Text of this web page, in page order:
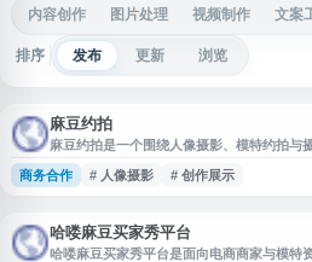
内容创作 图片处理 视频制作 文案
排序 发布 更新 浏览
麻豆约拍
麻豆约拍是一个围绕人像摄影、模特约拍与
师、模特及相关创作者了解约拍信息、交流
容聚焦约拍服务、拍摄资源与创作展示，可
商务合作 # 人像摄影 # 创作展示
哈喽麻豆买家秀平台
哈喽麻豆买家秀平台是面向电商商家与模特